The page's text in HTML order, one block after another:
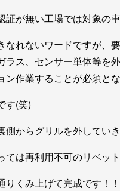
証が無い工場では対象の
なれないワードですが、
ラス、センサー単体等を
ン作業することが必須とな
す(笑)
側からグリルを外していき
ては再利用不可のリベッ
りくみ上げて完成です！！